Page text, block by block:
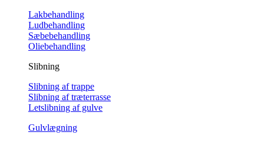
Lakbehandling
Ludbehandling
Sæbebehandling
Oliebehandling
Slibning
Slibning af trappe
Slibning af træterrasse
Letslibning af gulve
Gulvlægning